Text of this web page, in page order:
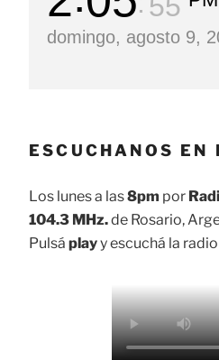
domingo, agosto 9,
ESCUCHANOS EN
Los lunes a las8pm por
104.3 MHz.de Rosario,
Pulsá playy escuchá la